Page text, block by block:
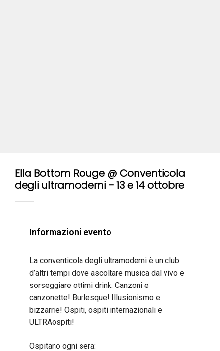
Ella Bottom Rouge @ Conventicola
degli ultramoderni – 13 e 14 ottobre
Informazioni evento
La conventicola degli ultramoderni è un club
d’altri tempi dove ascoltare musica dal vivo e
sorseggiare ottimi drink. Canzoni e
canzonette! Burlesque! Illusionismo e
bizzarrie! Ospiti, ospiti internazionali e
ULTRAospiti!
Ospitano ogni sera: